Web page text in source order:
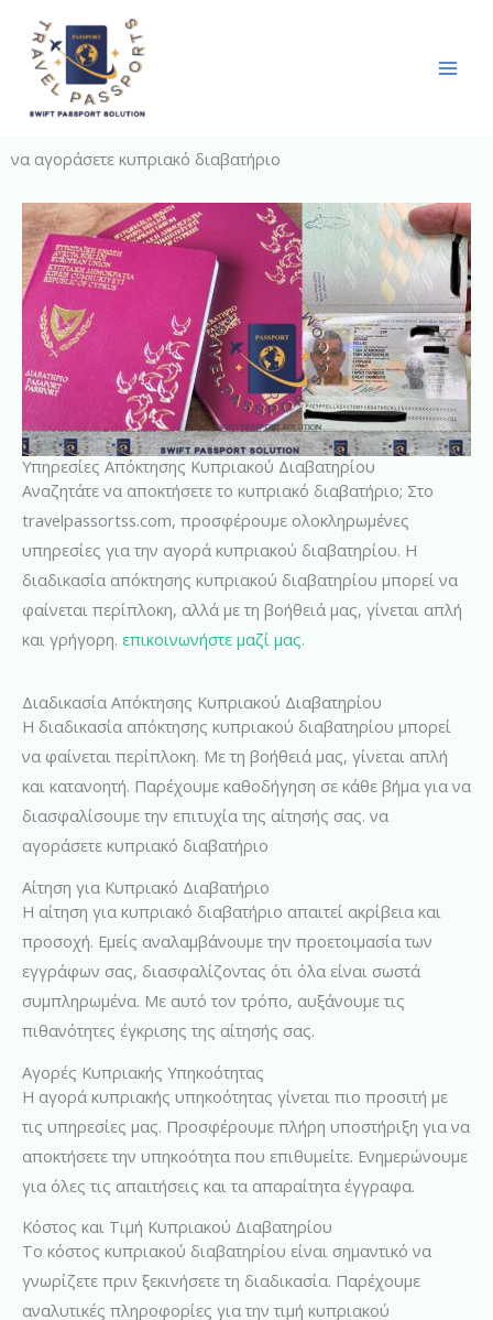
content
να αγοράσετε κυπριακό διαβατήριο
Υπηρεσίες Απόκτησης Κυπριακού Διαβατηρίου
Αναζητάτε να αποκτήσετε το κυπριακό διαβατήριο; Στο
travelpassortss.com, προσφέρουμε ολοκληρωμένες
υπηρεσίες για την αγορά κυπριακού διαβατηρίου. Η
διαδικασία απόκτησης κυπριακού διαβατηρίου μπορεί να
φαίνεται περίπλοκη, αλλά με τη βοήθειά μας, γίνεται απλή
και γρήγορη. επικοινωνήστε μαζί μας.
Διαδικασία Απόκτησης Κυπριακού Διαβατηρίου
Η διαδικασία απόκτησης κυπριακού διαβατηρίου μπορεί
να φαίνεται περίπλοκη. Με τη βοήθειά μας, γίνεται απλή
και κατανοητή. Παρέχουμε καθοδήγηση σε κάθε βήμα για να
διασφαλίσουμε την επιτυχία της αίτησής σας. να
αγοράσετε κυπριακό διαβατήριο
Αίτηση για Κυπριακό Διαβατήριο
Η αίτηση για κυπριακό διαβατήριο απαιτεί ακρίβεια και
προσοχή. Εμείς αναλαμβάνουμε την προετοιμασία των
εγγράφων σας, διασφαλίζοντας ότι όλα είναι σωστά
συμπληρωμένα. Με αυτό τον τρόπο, αυξάνουμε τις
πιθανότητες έγκρισης της αίτησής σας.
Αγορές Κυπριακής Υπηκοότητας
Η αγορά κυπριακής υπηκοότητας γίνεται πιο προσιτή με
τις υπηρεσίες μας. Προσφέρουμε πλήρη υποστήριξη για να
αποκτήσετε την υπηκοότητα που επιθυμείτε. Ενημερώνουμε
για όλες τις απαιτήσεις και τα απαραίτητα έγγραφα.
Κόστος και Τιμή Κυπριακού Διαβατηρίου
Το κόστος κυπριακού διαβατηρίου είναι σημαντικό να
γνωρίζετε πριν ξεκινήσετε τη διαδικασία. Παρέχουμε
αναλυτικές πληροφορίες για την τιμή κυπριακού